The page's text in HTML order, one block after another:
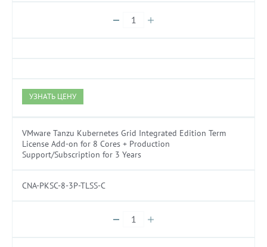
УЗНАТЬ ЦЕНУ
VMware Tanzu Kubernetes Grid Integrated Edition Term
License Add-on for 8 Cores + Production
Support/Subscription for 3 Years
CNA-PKSC-8-3P-TLSS-C